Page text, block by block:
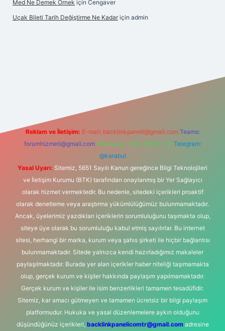
Med Ne Demek Örnek için Cengaver
Uçak Bileti Tarih Değiştirme Ne Kadar için admin
Reklam ve İletişim: E-mail: backlinkpaneli@gmail.com Teams:
forumhizmeti@gmail.com Whatsapp: 0262 606 0 726 Telegram:
@karabul
Yasal Uyarı: Sitemiz, 5651 Sayılı Kanun gereğince Bilgi Teknolojileri
ve İletişim Kurumu (BTK) tarafından onaylanmış bir Yer Sağlayıcı
olarak hizmet vermektedir. Bu nedenle, sitedeki içerikleri proaktif
olarak denetleme veya araştırma yükümlülüğümüz bulunmamaktadır.
Ancak, üyelerimiz yazdıkları içeriklerin sorumluluğunu taşımakta olup,
siteye üye olarak bu sorumluluğu kabul etmiş sayılırlar. Bu internet
sitesi, herhangi bir marka, kurum veya şahıs şirketi ile hiçbir bağlantısı
bulunmamaktadır. Sitede yalnızca kendi hazırladığımız makaleler
paylaşılmaktadır. Burada yer alan içerikler haber niteliği taşımamakta
olup, gerçek kurum ve kişiler hakkında paylaşım yapılmamaktadır.
Gerçek kurum ve kişiler ile isim benzerlikleri tamamen tesadüfidir.
Sitemiz, kar amacı gütmeyen ve tamamen ücretsiz bir bilgi paylaşım
platformudur. Hukuka ve yasal düzenlemelere aykırı olduğunu
düşündüğünüz içerikleri, backlinkpanelicomtr@gmail.comadresine